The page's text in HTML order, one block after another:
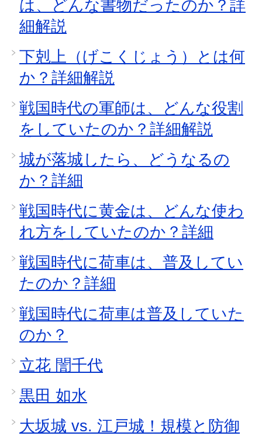
は、どんな書物だったのか？詳
細解説
下剋上（げこくじょう）とは何
か？詳細解説
戦国時代の軍師は、どんな役割
をしていたのか？詳細解説
城が落城したら、どうなるの
か？詳細
戦国時代に黄金は、どんな使わ
れ方をしていたのか？詳細
戦国時代に荷車は、普及してい
たのか？詳細
戦国時代に荷車は普及していた
のか？
立花 誾千代
黒田 如水
大坂城 vs. 江戸城！規模と防御